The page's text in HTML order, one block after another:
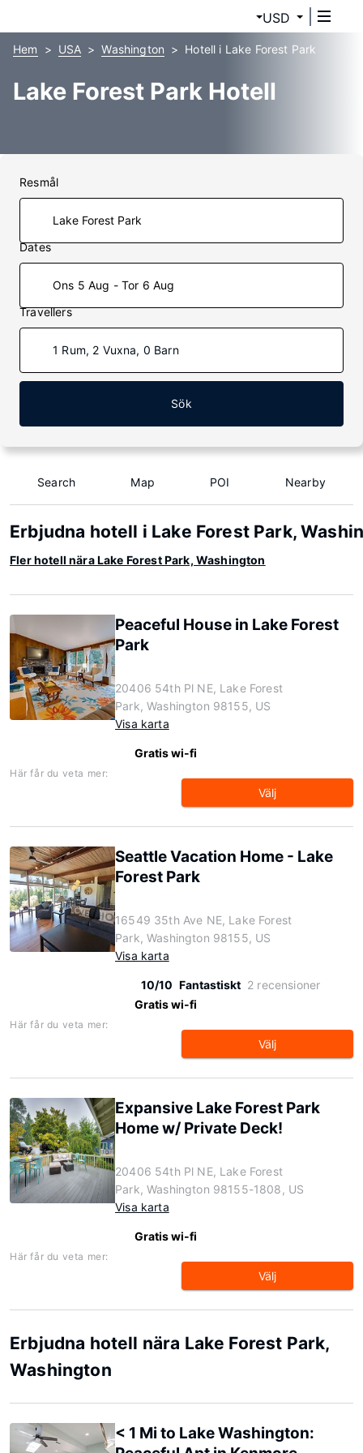
USD
Hem USA Washington Hotell i Lake Forest Park
Lake Forest Park Hotell
Resmål
Dates
Ons 5 Aug - Tor 6 Aug
Travellers
1 Rum, 2 Vuxna, 0 Barn
Sök
Search Map POI Nearby
Erbjudna hotell i Lake Forest Park,
Fler hotell nära Lake Forest Park, Washington
Peaceful House in Lake Forest
Park
20406 54th Pl NE, Lake Forest
Park, Washington 98155, US
Visa karta
Gratis wi-fi
Här får du veta mer:
Välj
Seattle Vacation Home - Lake
Forest Park
16549 35th Ave NE, Lake Forest
Park, Washington 98155, US
Visa karta
10/10 Fantastiskt 2 recensioner
Gratis wi-fi
Här får du veta mer:
Välj
Expansive Lake Forest Park
Home w/ Private Deck!
20406 54th Pl NE, Lake Forest
Park, Washington 98155-1808, US
Visa karta
Gratis wi-fi
Här får du veta mer:
Välj
Erbjudna hotell nära Lake Forest Park,
Washington
< 1 Mi to Lake Washington: